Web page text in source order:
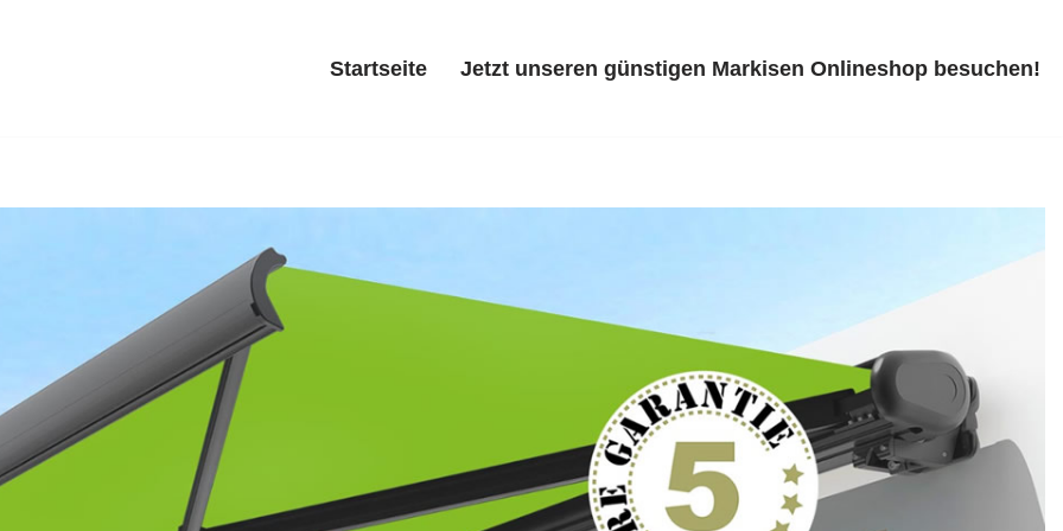
Startseite Jetzt unseren günstigen Markisen Onlineshop besuchen!